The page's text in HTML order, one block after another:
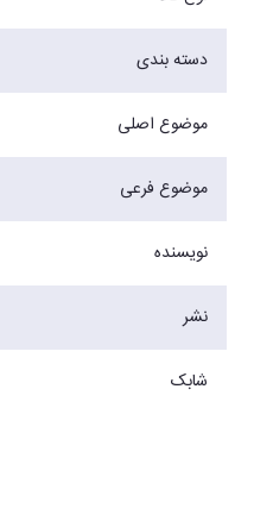
دسته بندی
موضوع اصلی
موضوع فرعی
نویسنده
نشر
شابک